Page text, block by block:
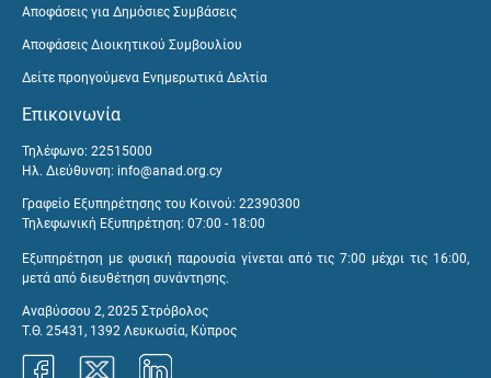
Αποφάσεις για Δημόσιες Συμβάσεις
Αποφάσεις Διοικητικού Συμβουλίου
Δείτε προηγούμενα Ενημερωτικά Δελτία
Επικοινωνία
Τηλέφωνο: 22515000
Ηλ. Διεύθυνση: info@anad.org.cy
Γραφείο Εξυπηρέτησης του Κοινού: 22390300
Τηλεφωνική Εξυπηρέτηση: 07:00 - 18:00
Εξυπηρέτηση με φυσική παρουσία γίνεται από τις 7:00 μέχρι τις 16:00,
μετά από διευθέτηση συνάντησης.
Αναβύσσου 2, 2025 Στρόβολος
Τ.Θ. 25431, 1392 Λευκωσία, Κύπρος